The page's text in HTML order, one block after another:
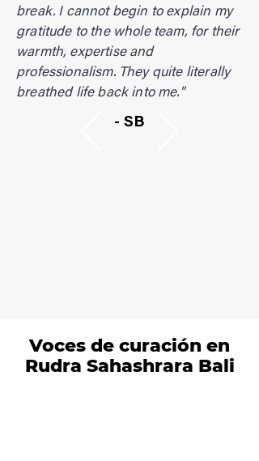
break. I cannot begin to explain my
gratitude to the whole team, for their
warmth, expertise and
professionalism. They quite literally
breathed life back into me."
- SB
Voces de curación en
Rudra Sahashrara Bali